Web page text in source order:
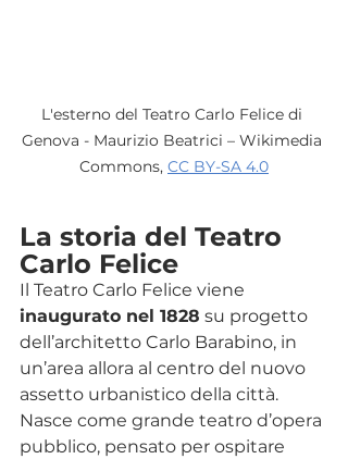
L'esterno del Teatro Carlo Felice di
Genova - Maurizio Beatrici – Wikimedia
Commons, CC BY-SA 4.0
La storia del Teatro
Carlo Felice
Il Teatro Carlo Felice viene
inaugurato nel 1828 su progetto
dell’architetto Carlo Barabino, in
un’area allora al centro del nuovo
assetto urbanistico della città.
Nasce come grande teatro d’opera
pubblico, pensato per ospitare